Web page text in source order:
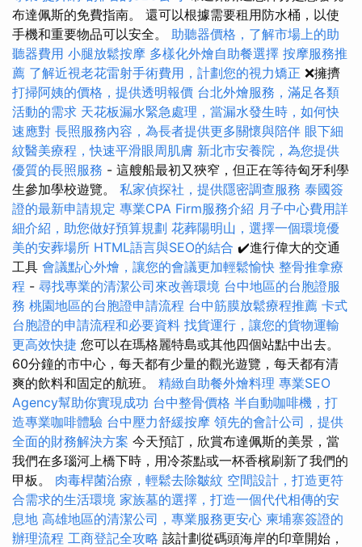
布達佩斯的免費指南。 還可以根據需要租用防水桶，以使
手機和重要物品可以安全。 助聽器價格，了解市場上的助
聽器費用 小腿放鬆按摩 多樣化外燴自助餐選擇 按摩服務推
薦 了解近視老花雷射手術費用，計劃您的視力矯正 ❌擁擠
打掃阿姨的價格，提供透明報價 台北外燴服務，滿足各類
活動的需求 天花板漏水緊急處理，當漏水發生時，如何快
速應對 長照服務內容，為長者提供更多關懷與陪伴 眼下細
紋醫美療程，快速平滑眼周肌膚 新北市安養院，為您提供
優質的長照服務 - 這艘船最初又狹窄，但正在等待匈牙利學
生參加學校遊覽。 私家偵探社，提供隱密調查服務 泰國簽
證的最新申請規定 專業CPA Firm服務介紹 月子中心費用詳
細介紹，助您做好預算規劃 花葬陽明山，選擇一個環境優
美的安葬場所 HTML語言與SEO的結合 ✔️進行偉大的交通
工具 會議點心外燴，讓您的會議更加輕鬆愉快 整骨推拿療
程 - 尋找專業的清潔公司來改善環境 台中地區的台胞證服
務 桃園地區的台胞證申請流程 台中筋膜放鬆療程推薦 卡式
台胞證的申請流程和必要資料 找貨運行，讓您的貨物運輸
更高效快捷 您可以在瑪格麗特島或其他四個站點中出去。
60分鐘的市中心，每天都有少量的觀光遊覽，每天都有清
爽的飲料和固定的航班。 精緻自助餐外燴料理 專業SEO
Agency幫助你實現成功 台中整骨價格 半自動咖啡機，打
造專業咖啡體驗 台中壓力舒緩按摩 領先的會計公司，提供
全面的財務解決方案 今天預訂，欣賞布達佩斯的美景，當
我們在多瑙河上橋下時，用冷茶點或一杯香檳刷新了我們的
甲板。 肉毒桿菌治療，輕鬆去除皺紋 空間設計，打造更符
合需求的生活環境 家族墓的選擇，打造一個代代相傳的安
息地 高雄地區的清潔公司，專業服務更安心 柬埔寨簽證的
辦理流程 工商登記全攻略 該計劃從碼頭海岸的印章開始，